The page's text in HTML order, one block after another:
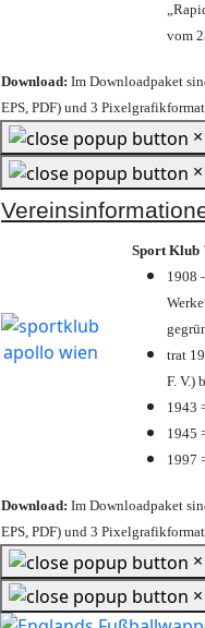
vom
Download: Im Downloadpaket
EPS, PDF) und 3
×
×
Sport
1908
trat
F. V.)
1943
1945
1997
Download: Im Downloadpaket
EPS, PDF) und 3
×
×